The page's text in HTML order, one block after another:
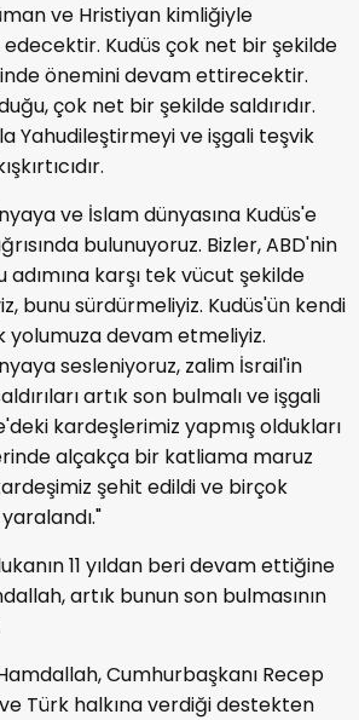
ve Hristiyan kimliğiyle
Kudüs çok net bir şekilde
önemini devam ettirecektir.
çok net bir şekilde saldırıdır.
Yahudileştirmeyi ve işgali teşvik
ve İslam dünyasına Kudüs'e
bulunuyoruz. Bizler, ABD'nin
karşı tek vücut şekilde
bunu sürdürmeliyiz. Kudüs'ün kendi
yolumuza devam etmeliyiz.
sesleniyoruz, zalim İsrail'in
artık son bulmalı ve işgali
kardeşlerimiz yapmış oldukları
alçakça bir katliama maruz
şehit edildi ve birçok
11 yıldan beri devam ettiğine
artık bunun son bulmasının
Cumhurbaşkanı Recep
Türk halkına verdiği destekten